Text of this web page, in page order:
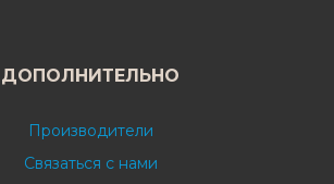
ДОПОЛНИТЕЛЬНО
Производители
Связаться с нами